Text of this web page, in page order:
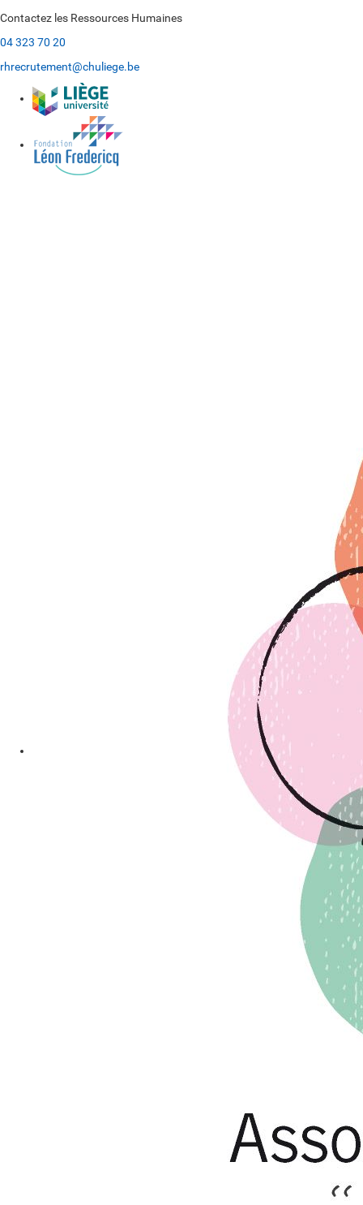
Contactez les Ressources Humaines
04 323 70 20
rhrecrutement@chuliege.be